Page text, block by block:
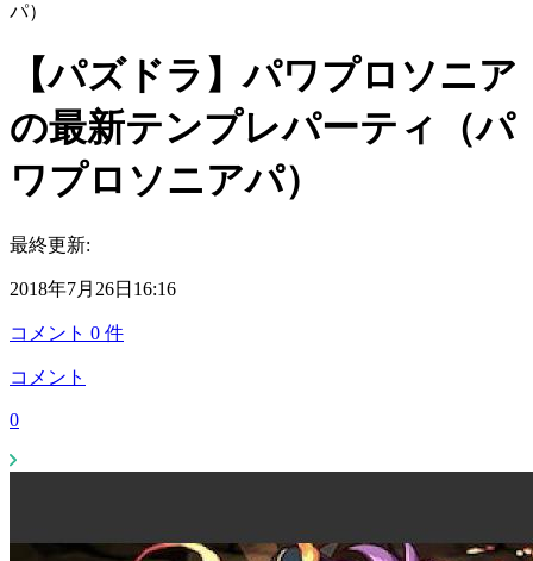
パ）
【パズドラ】パワプロソニア
の最新テンプレパーティ（パ
ワプロソニアパ）
最終更新:
2018年7月26日16:16
コメント 0 件
コメント
0